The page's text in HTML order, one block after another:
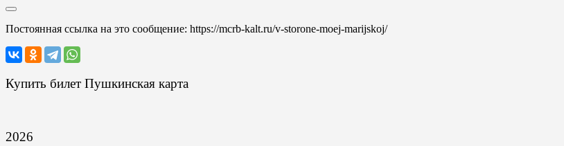
Постоянная ссылка на это сообщение: https://mcrb-kalt.ru/v-storone-moej-marijskoj/
Купить билет Пушкинская карта
2026